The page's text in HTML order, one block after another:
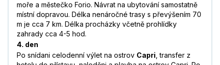
moře a městečko Forio. Návrat na ubytování samostatně
místní dopravou. Délka nenáročné trasy s převýšením 70
m je cca 7 km. Délka procházky včetně prohlídky
zahrady cca 4-5 hod.
4. den
Po snídani celodenní výlet na ostrov Capri , transfer z